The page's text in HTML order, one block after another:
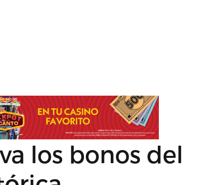
los bonos del